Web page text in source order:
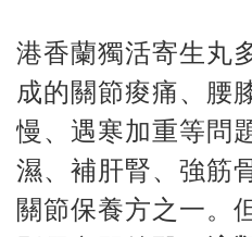
港香蘭獨活寄生丸
成的關節痠痛、腰
慢、遇寒加重等問
濕、補肝腎、強筋
關節保養方之一。